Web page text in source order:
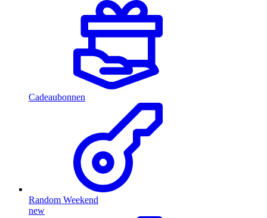
Cadeaubonnen
Random Weekend
new